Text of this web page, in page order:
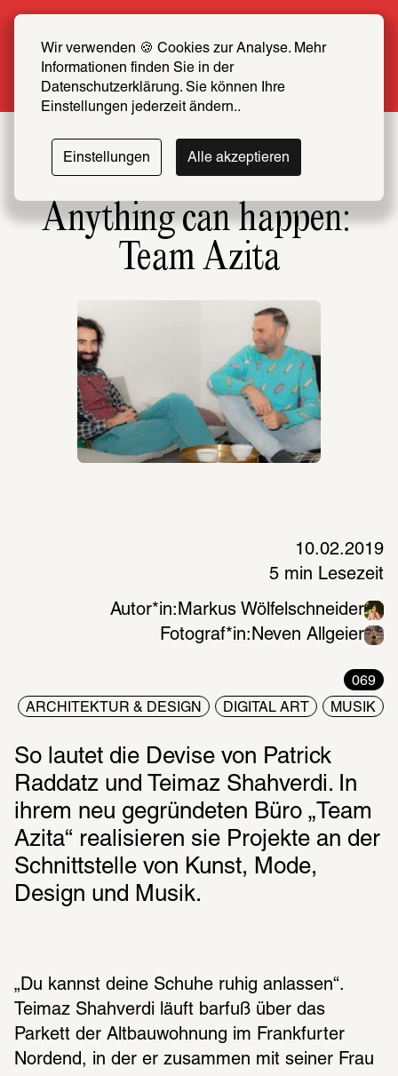
Wir verwenden 🍪 Cookies zur Analyse. Mehr
Informationen finden Sie in der
Datenschutzerklärung. Sie können Ihre
Einstellungen jederzeit ändern..
Einstellungen Alle akzeptieren
SCHIRN FREUND*IN werden
Mehr erfahren
Anything can happen:
Team Azita
10.02.2019
5 min Lesezeit
Autor*in: Markus Wölfelschneider
Fotograf*in: Neven Allgeier
069
ARCHITEKTUR & DESIGN DIGITAL ART MUSIK
So lautet die Devise von Patrick
Raddatz und Teimaz Shahverdi. In
ihrem neu gegründeten Büro „Team
Azita“ realisieren sie Projekte an der
Schnittstelle von Kunst, Mode,
Design und Musik.
„Du kannst deine Schuhe ruhig anlassen“.
Teimaz Shahverdi läuft barfuß über das
Parkett der Altbauwohnung im Frankfurter
Nordend, in der er zusammen mit seiner Frau